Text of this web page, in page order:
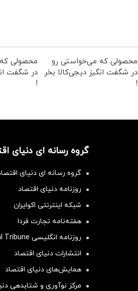
محصولی که می‌خواستی رو
در شگفت انگیز دیجی‌کالا بخر
!
محصولی
در شگفت
!
گروه رسانه ای دنیای
گروه رسانه ای دنیای
روزنامه دنیای اقتصاد
شبکه اینترنتی اکوایران
هفته‌نامه تجارت فردا
روزنامه انگلیسی Financial Tribune
انتشارات دنیای اقتصاد
همایش‌های دنیای اقتصاد
مرکز نوآوری و شتابدهی